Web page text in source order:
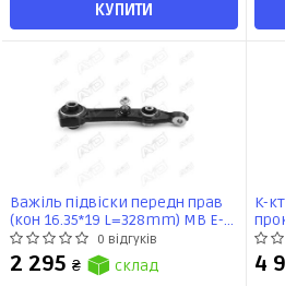
КУПИТИ
Важіль підвіски передн прав
(кон 16.35*19 L=328mm) MB E-
CLASS (VF211), (W211), (S211), SL
(R230), CLS (C219) (94-03430) AYD
0 відгуків
2 295 ₴ склад
К-
CDI,
270
4